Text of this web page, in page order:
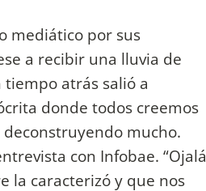
mediático por sus
a recibir una lluvia de
tiempo atrás salió a
donde todos creemos
mucho.
con Infobae. “Ojalá
la caracterizó y que nos